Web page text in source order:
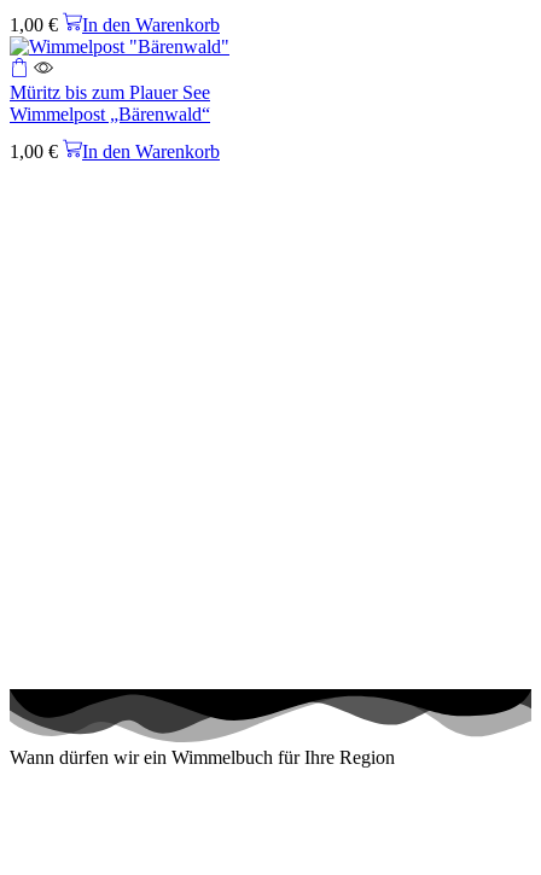
1,00 € In den Warenkorb
Müritz bis zum Plauer See
Wimmelpost „Bärenwald“
1,00 € In den Warenkorb
Wann dürfen wir ein Wimmelbuch für Ihre Region